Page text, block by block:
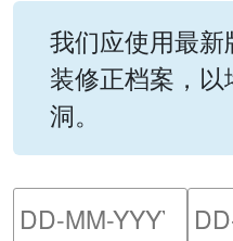
我们应使用最
装修正档案，
洞。
请